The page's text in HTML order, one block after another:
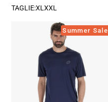
TAGLIE:XLXXL
T-
Shirt
Lotto
Uomo
Summer Sale